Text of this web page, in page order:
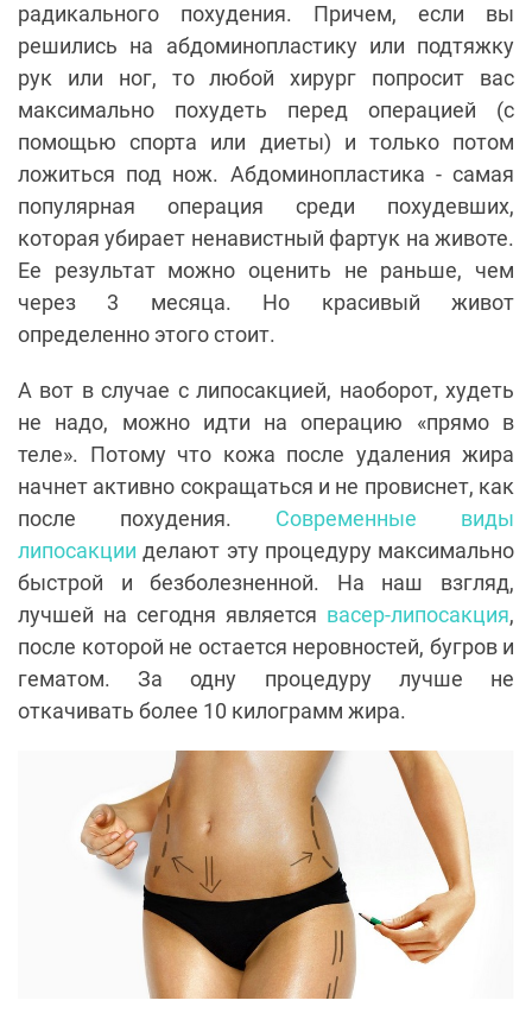
радикального похудения. Причем, если вы
решились на абдоминопластику или подтяжку
рук или ног, то любой хирург попросит вас
максимально похудеть перед операцией (с
помощью спорта или диеты) и только потом
ложиться под нож. Абдоминопластика - самая
популярная операция среди похудевших,
которая убирает ненавистный фартук на животе.
Ее результат можно оценить не раньше, чем
через 3 месяца. Но красивый живот
определенно этого стоит.
А вот в случае с липосакцией, наоборот, худеть
не надо, можно идти на операцию «прямо в
теле». Потому что кожа после удаления жира
начнет активно сокращаться и не провиснет, как
после похудения. Современные виды
липосакции делают эту процедуру максимально
быстрой и безболезненной. На наш взгляд,
лучшей на сегодня является васер-липосакция,
после которой не остается неровностей, бугров и
гематом. За одну процедуру лучше не
откачивать более 10 килограмм жира.